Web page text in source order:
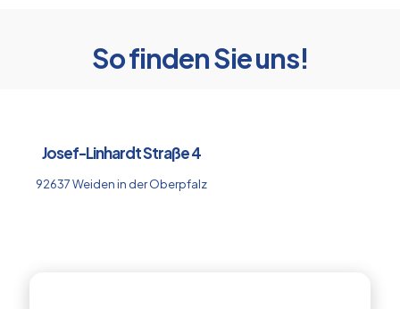
So finden Sie uns!
Josef-Linhardt Straße 4
92637 Weiden in der Oberpfalz